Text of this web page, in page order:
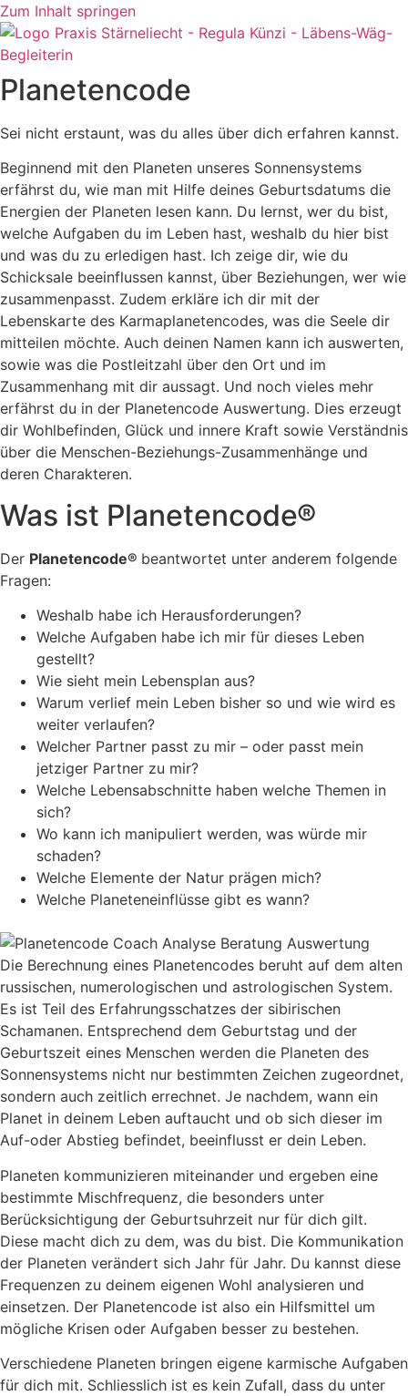
Zum Inhalt springen
Planetencode
Sei nicht erstaunt, was du alles über dich erfahren kannst.
Beginnend mit den Planeten unseres Sonnensystems
erfährst du, wie man mit Hilfe deines Geburtsdatums die
Energien der Planeten lesen kann. Du lernst, wer du bist,
welche Aufgaben du im Leben hast, weshalb du hier bist
und was du zu erledigen hast. Ich zeige dir, wie du
Schicksale beeinflussen kannst, über Beziehungen, wer wie
zusammenpasst. Zudem erkläre ich dir mit der
Lebenskarte des Karmaplanetencodes, was die Seele dir
mitteilen möchte. Auch deinen Namen kann ich auswerten,
sowie was die Postleitzahl über den Ort und im
Zusammenhang mit dir aussagt. Und noch vieles mehr
erfährst du in der Planetencode Auswertung. Dies erzeugt
dir Wohlbefinden, Glück und innere Kraft sowie Verständnis
über die Menschen-Beziehungs-Zusammenhänge und
deren Charakteren.
Was ist Planetencode®
Der Planetencode® beantwortet unter anderem folgende
Fragen:
Weshalb habe ich Herausforderungen?
Welche Aufgaben habe ich mir für dieses Leben
gestellt?
Wie sieht mein Lebensplan aus?
Warum verlief mein Leben bisher so und wie wird es
weiter verlaufen?
Welcher Partner passt zu mir – oder passt mein
jetziger Partner zu mir?
Welche Lebensabschnitte haben welche Themen in
sich?
Wo kann ich manipuliert werden, was würde mir
schaden?
Welche Elemente der Natur prägen mich?
Welche Planeteneinflüsse gibt es wann?
Die Berechnung eines Planetencodes beruht auf dem alten
russischen, numerologischen und astrologischen System.
Es ist Teil des Erfahrungsschatzes der sibirischen
Schamanen. Entsprechend dem Geburtstag und der
Geburtszeit eines Menschen werden die Planeten des
Sonnensystems nicht nur bestimmten Zeichen zugeordnet,
sondern auch zeitlich errechnet. Je nachdem, wann ein
Planet in deinem Leben auftaucht und ob sich dieser im
Auf-oder Abstieg befindet, beeinflusst er dein Leben.
Planeten kommunizieren miteinander und ergeben eine
bestimmte Mischfrequenz, die besonders unter
Berücksichtigung der Geburtsuhrzeit nur für dich gilt.
Diese macht dich zu dem, was du bist. Die Kommunikation
der Planeten verändert sich Jahr für Jahr. Du kannst diese
Frequenzen zu deinem eigenen Wohl analysieren und
einsetzen. Der Planetencode ist also ein Hilfsmittel um
mögliche Krisen oder Aufgaben besser zu bestehen.
Verschiedene Planeten bringen eigene karmische Aufgaben
für dich mit. Schliesslich ist es kein Zufall, dass du unter